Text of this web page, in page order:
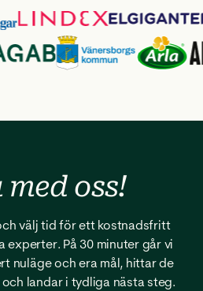
med oss!
välj tid för ett kostnadsfritt
experter. På 30 minuter går vi
nuläge och era mål, hittar de
landar i tydliga nästa steg.